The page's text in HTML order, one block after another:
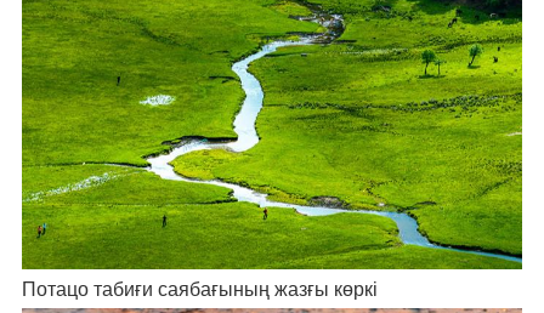
Потацо табиғи саябағының жазғы көркі